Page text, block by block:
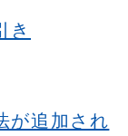
き
が追加され